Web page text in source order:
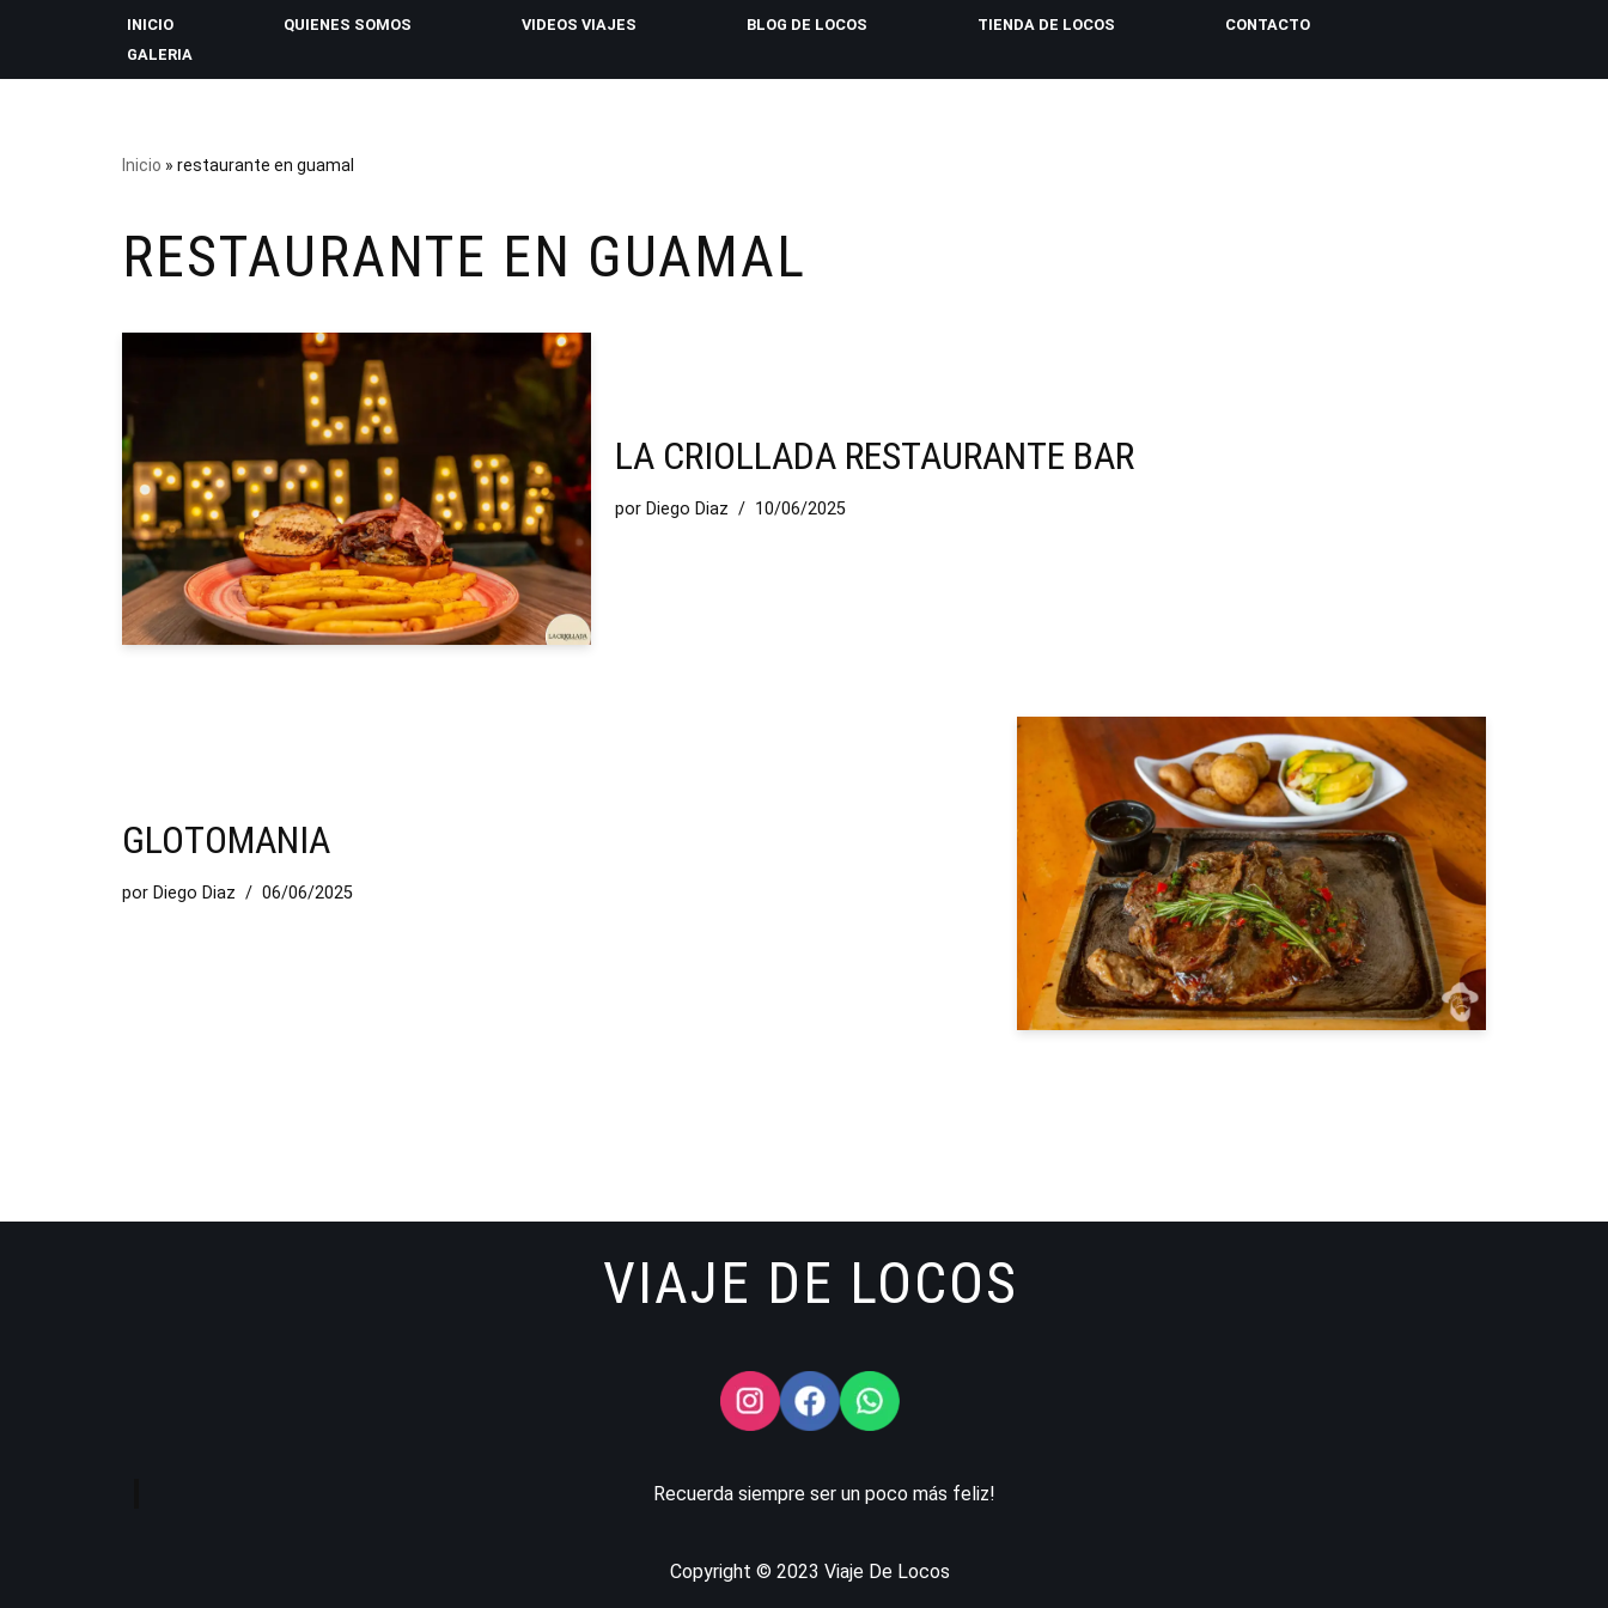
INICIO QUIENES SOMOS VIDEOS VIAJES BLOG DE LOCOS TIENDA DE LOCOS
CONTACTO
GALERIA
Inicio » restaurante en guamal
RESTAURANTE EN GUAMAL
LA CRIOLLADA RESTAURANTE BAR
por Diego Diaz 10/06/2025
GLOTOMANIA
por Diego Diaz 06/06/2025
VIAJE DE LOCOS
Recuerda siempre ser un poco más feliz!
Copyright © 2023 Viaje De Locos